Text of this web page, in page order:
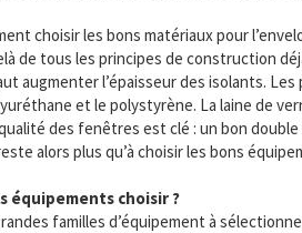
choisir les bons matériaux pour
de tous les principes de construction
augmenter l’épaisseur des isolants.
et le polystyrène. La laine de
des fenêtres est clé : un bon
alors plus qu’à choisir les bons
équipements choisir ?
familles d’équipement à